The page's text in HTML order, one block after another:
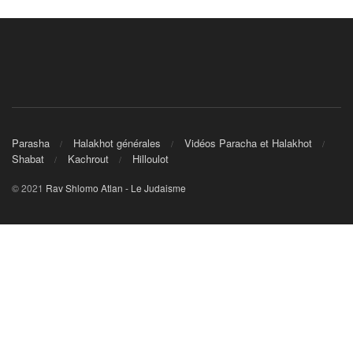
Parasha Halakhot générales
Vidéos Paracha et Halakhot
Shabat
Kachrout Hilloulot
© 2021 Rav Shlomo Atlan - Le Judaisme